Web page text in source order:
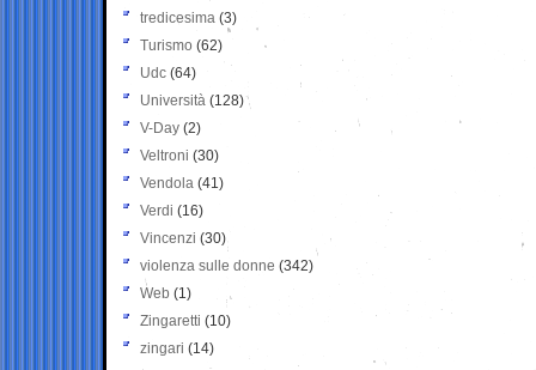
tredicesima (3)
Turismo (62)
Udc (64)
Università (128)
V-Day (2)
Veltroni (30)
Vendola (41)
Verdi (16)
Vincenzi (30)
violenza sulle donne (342)
Web (1)
Zingaretti (10)
zingari (14)